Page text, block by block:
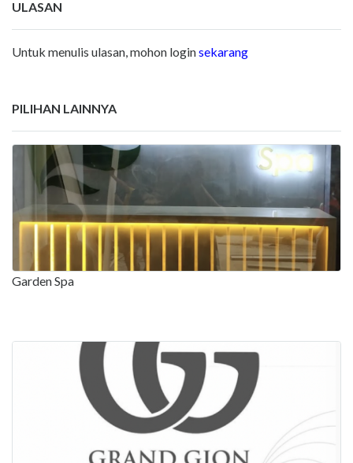
ULASAN
Untuk menulis ulasan, mohon loginsekarang
PILIHAN LAINNYA
Garden Spa